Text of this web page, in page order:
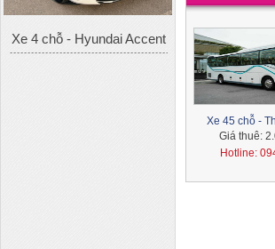
Xe 45 chỗ -
Giá thuê:
Hotline: